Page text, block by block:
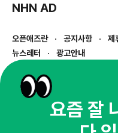
NHN AD
오픈애즈란 공지사항 제
뉴스레터
광고안내
경기도 성남시 분당구 대왕판교로645
사업자등록번호 : 144-81-27690(
통신판매업신고번호 : 2014-경기성
호스팅서비스사업자 : 오픈애즈
요즘 잘